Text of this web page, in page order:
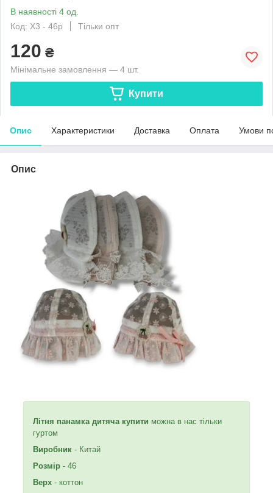
В наявності 4 од.
Код: Х3 - 46р
Тільки опт
120 ₴
Мінімальне замовлення — 4 шт.
Купити
Опис Характеристики Доставка Оплата Умови
Опис
Літня панамка дитяча купити можна в нас тільки
гуртом
Виробник - Китай
Розмір - 46
Верх - коттон